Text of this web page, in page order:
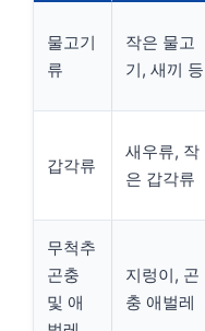
물고기
류
작은 물고
기, 새끼 등
갑각류
새우류, 작
은 갑각류
무척추
곤충
및 애
지렁이, 곤
충 애벌레